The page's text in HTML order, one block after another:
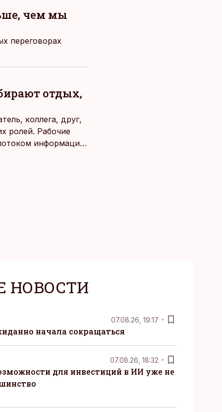
чем мы
переговорах
отдых,
коллега, друг,
ролей. Рабочие
информации,
НОВОСТИ
07.08.26, 19:17
начала сокращаться
07.08.26, 18:32
для инвестиций в ИИ уже не